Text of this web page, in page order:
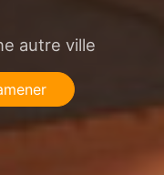
autre ville